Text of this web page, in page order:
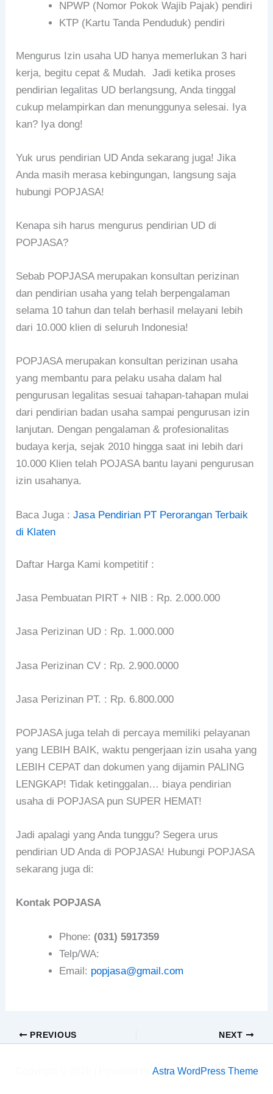
NPWP (Nomor Pokok Wajib Pajak) pendiri
KTP (Kartu Tanda Penduduk) pendiri
Mengurus Izin usaha UD hanya memerlukan 3 hari
kerja, begitu cepat & Mudah. Jadi ketika proses
pendirian legalitas UD berlangsung, Anda tinggal
cukup melampirkan dan menunggunya selesai. Iya
kan? Iya dong!
Yuk urus pendirian UD Anda sekarang juga! Jika
Anda masih merasa kebingungan, langsung saja
hubungi POPJASA!
Kenapa sih harus mengurus pendirian UD di
POPJASA?
Sebab POPJASA merupakan konsultan perizinan
dan pendirian usaha yang telah berpengalaman
selama 10 tahun dan telah berhasil melayani lebih
dari 10.000 klien di seluruh Indonesia!
POPJASA merupakan konsultan perizinan usaha
yang membantu para pelaku usaha dalam hal
pengurusan legalitas sesuai tahapan-tahapan mulai
dari pendirian badan usaha sampai pengurusan izin
lanjutan. Dengan pengalaman & profesionalitas
budaya kerja, sejak 2010 hingga saat ini lebih dari
10.000 Klien telah POJASA bantu layani pengurusan
izin usahanya.
Baca Juga :Jasa Pendirian PT Perorangan Terbaik
di Klaten
Daftar Harga Kami kompetitif :
Jasa Pembuatan PIRT + NIB : Rp. 2.000.000
Jasa Perizinan UD : Rp. 1.000.000
Jasa Perizinan CV : Rp. 2.900.0000
Jasa Perizinan PT. : Rp. 6.800.000
POPJASA juga telah di percaya memiliki pelayanan
yang LEBIH BAIK, waktu pengerjaan izin usaha yang
LEBIH CEPAT dan dokumen yang dijamin PALING
LENGKAP! Tidak ketinggalan… biaya pendirian
usaha di POPJASA pun SUPER HEMAT!
Jadi apalagi yang Anda tunggu? Segera urus
pendirian UD Anda di POPJASA! Hubungi POPJASA
sekarang juga di:
Kontak POPJASA
Phone: (031) 5917359
Telp/WA:
Email: popjasa@gmail.com
PREVIOUS NEXT
Astra WordPress Theme